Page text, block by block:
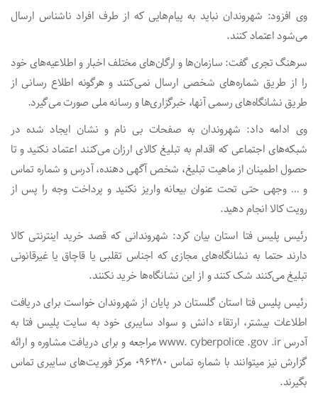
وی افزود: شهروندان نباید به پیام‌هایی که از طرف افراد ناشناس ارسال
می‌شود اعتماد کنند.
سرهنگ تجری گفت: سازمان‌ها و ارگان‌های مختلف اخبار و اطلاعیه‌های خود
را از طریق شماره‌های شخصی ارسال نمی‌کنند و هرگونه اطلاع رسانی از
طریق نشانگاه‌های رسمی آنها، خبرگزاری‌ها و رسانه ملی صورت می‌گیرد.
وی ادامه داد: شهروندان به صفحات بی نام و نشان ایجاد شده در
شبکه‌های اجتماعی که اقدام به تبلیغ کالای ارزان می‌کنند اعتماد نکنید و تا
حصول اطمینان از ماهیت تبلیغ، شخص آگهی دهنده، آدرس و شماره تماس
و … وجهی حتی تحت عنوان بیعانه واریز نکنید و پرداخت وجه را پس از
رویت کالا انجام دهید.
رئیس پلیس فتا استان بیان کرد: شهروندانی که قصد خرید اینترنتی کالا
دارند حتما به نشانگاه‌های مجازی که اجناس تقلبی یا قاچاق یا غیرقانونی
تبلیغ می‌کنند شک کنند و از این نشانگاه‌ها خرید نکنند.
رئیس پلیس فتا استان گلستان در پایان از شهروندان خواست برای دریافت
اطلاعات بیشتر، ارتقاء دانش و سواد سایبری خود به سایت پلیس فتا به
آدرس www. cyberpolice .gov .ir مراجعه و برای دریافت مشاوره و ارائه
گزارش نیز میتوانند با شماره تماس ۰۹۶۳۸۰ مرکز فوریت‌های سایبری تماس
بگیرند.